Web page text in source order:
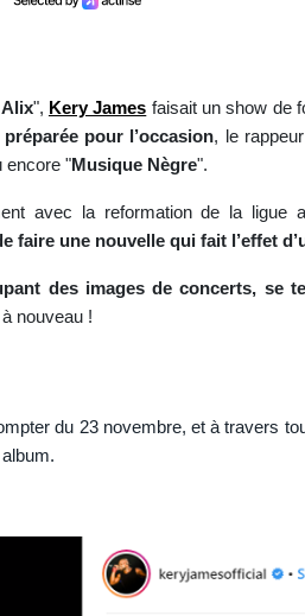
", Kery James faisait un show de
pour l’occasion, le
encore "Musique Nègre".
avec la reformation de la ligue
faire une nouvelle qui fait l’effet
des images de concerts, se
nouveau !
du 23 novembre, et à travers